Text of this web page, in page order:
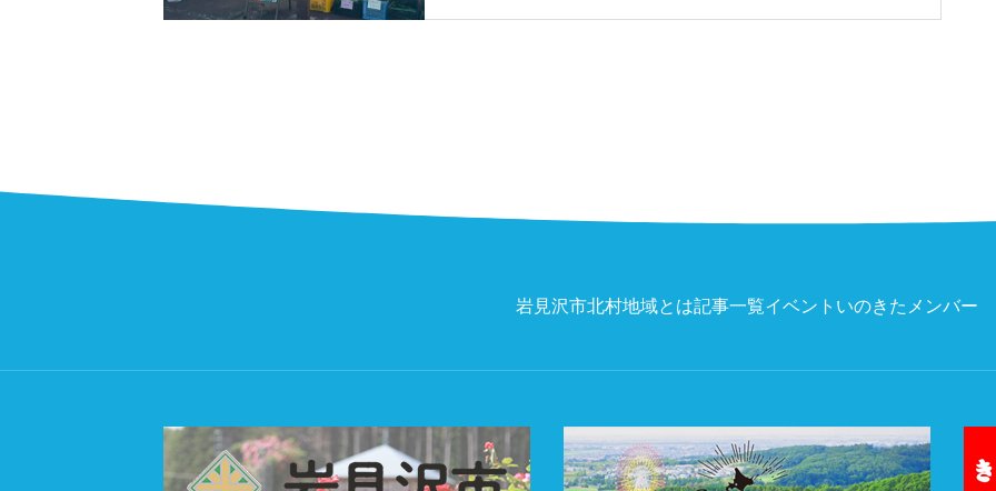
岩見沢市北村地域とは記事一覧イベント いのきたメンバー